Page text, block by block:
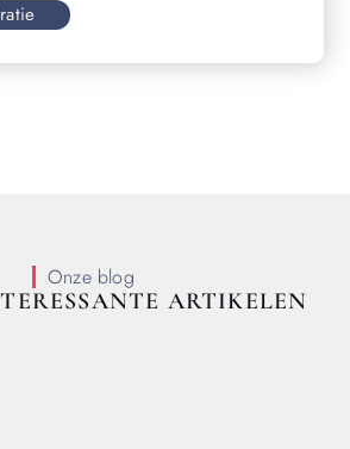
Onze blog
ARTIKELEN